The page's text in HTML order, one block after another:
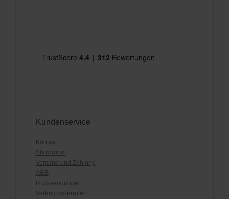
Kundenservice
Kontakt
Showroom
Versand und Zahlung
AGB
Rücksendungen
Vertrag widerrufen